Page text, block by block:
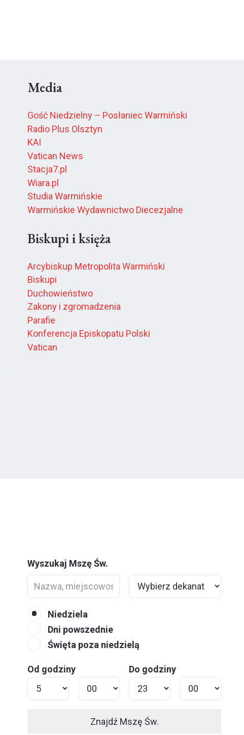
Media
Gość Niedzielny – Posłaniec Warmiński
Radio Plus Olsztyn
KAI
Vatican News
Stacja7.pl
Wiara.pl
Studia Warmińskie
Warmińskie Wydawnictwo Diecezjalne
Biskupi i księża
Arcybiskup Metropolita Warmiński
Biskupi
Duchowieństwo
Zakony i zgromadzenia
Parafie
Konferencja Episkopatu Polski
Vatican
Wyszukaj Mszę Św.
Niedziela
Dni powszednie
Święta poza niedzielą
Od godziny Do godziny
Znajdź Mszę Św.